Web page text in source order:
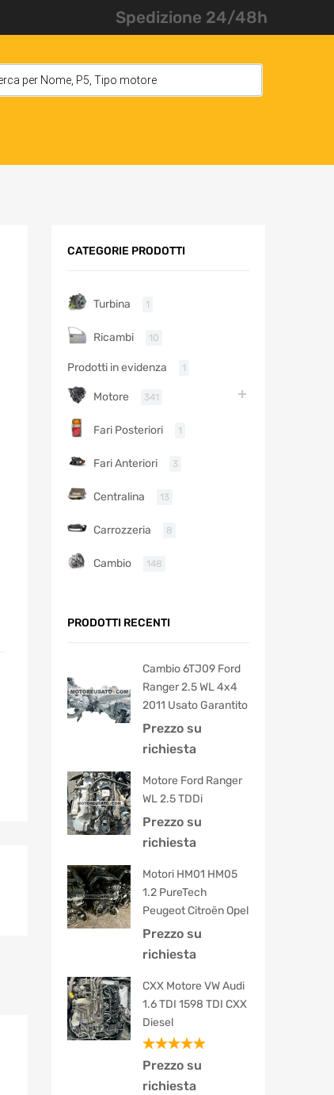
Spedizione 24/48h
CATEGORIE PRODOTTI
Turbina 1
Ricambi 10
Prodotti in evidenza 1
Motore 341
Fari Posteriori 1
Fari Anteriori 3
Centralina 13
Carrozzeria 8
Cambio 148
PRODOTTI RECENTI
Cambio 6TJ09 Ford
Ranger 2.5 WL 4x4
2011 Usato Garantito
Prezzo su
richiesta
Motore Ford Ranger
WL 2.5 TDDi
Prezzo su
richiesta
Motori HM01 HM05
1.2 PureTech
Peugeot Citroën Opel
Prezzo su
richiesta
CXX Motore VW Audi
1.6 TDI 1598 TDI CXX
Diesel
Valutato
Prezzo su
richiesta